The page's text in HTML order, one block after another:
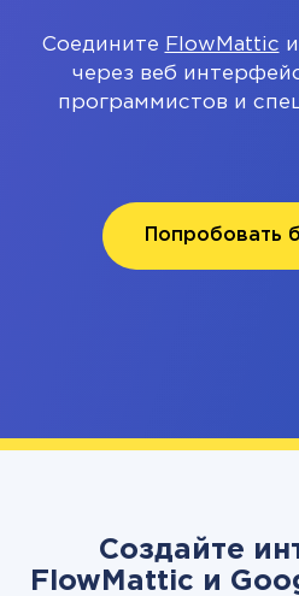
Соедините FlowMattic и
через веб
программистов и
Попробовать
Создайте
FlowMattic и